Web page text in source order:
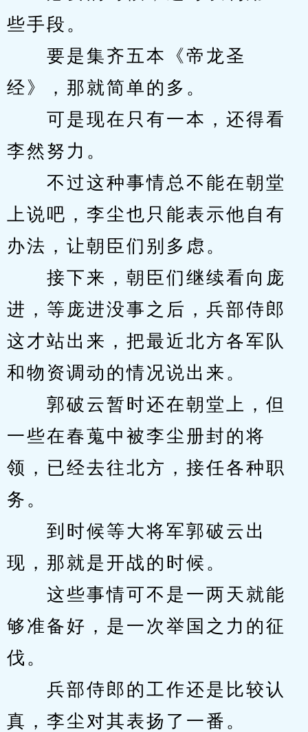
些手段。
要是集齐五本《帝龙圣
经》，那就简单的多。
可是现在只有一本，还得看
李然努力。
不过这种事情总不能在朝堂
上说吧，李尘也只能表示他自有
办法，让朝臣们别多虑。
接下来，朝臣们继续看向庞
进，等庞进没事之后，兵部侍郎
这才站出来，把最近北方各军队
和物资调动的情况说出来。
郭破云暂时还在朝堂上，但
一些在春蒐中被李尘册封的将
领，已经去往北方，接任各种职
务。
到时候等大将军郭破云出
现，那就是开战的时候。
这些事情可不是一两天就能
够准备好，是一次举国之力的征
伐。
兵部侍郎的工作还是比较认
真，李尘对其表扬了一番。